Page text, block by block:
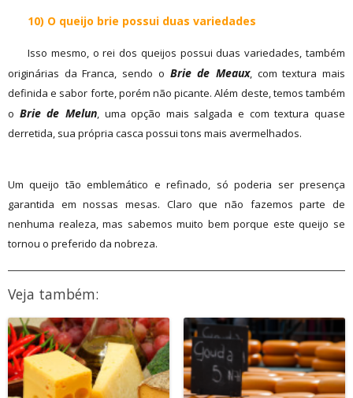
10) O queijo brie possui duas variedades
Isso mesmo, o rei dos queijos possui duas variedades, também
originárias da Franca, sendo o Brie de Meaux, com textura mais
definida e sabor forte, porém não picante. Além deste, temos também
o Brie de Melun, uma opção mais salgada e com textura quase
derretida, sua própria casca possui tons mais avermelhados.
Um queijo tão emblemático e refinado, só poderia ser presença
garantida em nossas mesas. Claro que não fazemos parte de
nenhuma realeza, mas sabemos muito bem porque este queijo se
tornou o preferido da nobreza.
Veja também: